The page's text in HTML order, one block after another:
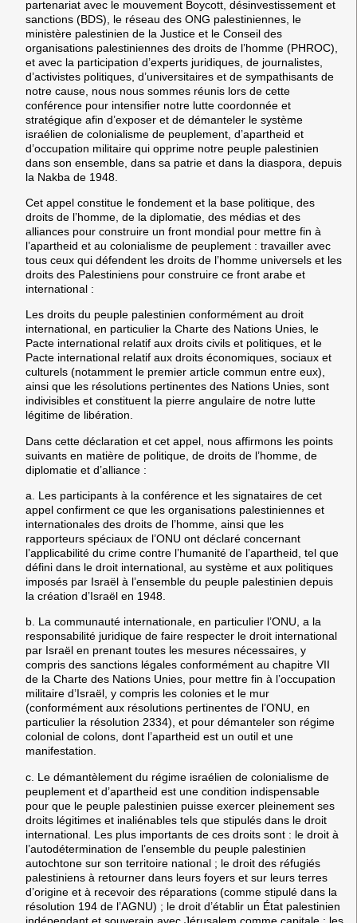
partenariat avec le mouvement Boycott, désinvestissement et
sanctions (BDS), le réseau des ONG palestiniennes, le
ministère palestinien de la Justice et le Conseil des
organisations palestiniennes des droits de l’homme (PHROC),
et avec la participation d’experts juridiques, de journalistes,
d’activistes politiques, d’universitaires et de sympathisants de
notre cause, nous nous sommes réunis lors de cette
conférence pour intensifier notre lutte coordonnée et
stratégique afin d’exposer et de démanteler le système
israélien de colonialisme de peuplement, d’apartheid et
d’occupation militaire qui opprime notre peuple palestinien
dans son ensemble, dans sa patrie et dans la diaspora, depuis
la Nakba de 1948.
Cet appel constitue le fondement et la base politique, des
droits de l’homme, de la diplomatie, des médias et des
alliances pour construire un front mondial pour mettre fin à
l’apartheid et au colonialisme de peuplement : travailler avec
tous ceux qui défendent les droits de l’homme universels et les
droits des Palestiniens pour construire ce front arabe et
international :
Les droits du peuple palestinien conformément au droit
international, en particulier la Charte des Nations Unies, le
Pacte international relatif aux droits civils et politiques, et le
Pacte international relatif aux droits économiques, sociaux et
culturels (notamment le premier article commun entre eux),
ainsi que les résolutions pertinentes des Nations Unies, sont
indivisibles et constituent la pierre angulaire de notre lutte
légitime de libération.
Dans cette déclaration et cet appel, nous affirmons les points
suivants en matière de politique, de droits de l’homme, de
diplomatie et d’alliance :
a. Les participants à la conférence et les signataires de cet
appel confirment ce que les organisations palestiniennes et
internationales des droits de l’homme, ainsi que les
rapporteurs spéciaux de l’ONU ont déclaré concernant
l’applicabilité du crime contre l’humanité de l’apartheid, tel que
défini dans le droit international, au système et aux politiques
imposés par Israël à l’ensemble du peuple palestinien depuis
la création d’Israël en 1948.
b. La communauté internationale, en particulier l’ONU, a la
responsabilité juridique de faire respecter le droit international
par Israël en prenant toutes les mesures nécessaires, y
compris des sanctions légales conformément au chapitre VII
de la Charte des Nations Unies, pour mettre fin à l’occupation
militaire d’Israël, y compris les colonies et le mur
(conformément aux résolutions pertinentes de l’ONU, en
particulier la résolution 2334), et pour démanteler son régime
colonial de colons, dont l’apartheid est un outil et une
manifestation.
c. Le démantèlement du régime israélien de colonialisme de
peuplement et d’apartheid est une condition indispensable
pour que le peuple palestinien puisse exercer pleinement ses
droits légitimes et inaliénables tels que stipulés dans le droit
international. Les plus importants de ces droits sont : le droit à
l’autodétermination de l’ensemble du peuple palestinien
autochtone sur son territoire national ; le droit des réfugiés
palestiniens à retourner dans leurs foyers et sur leurs terres
d’origine et à recevoir des réparations (comme stipulé dans la
résolution 194 de l’AGNU) ; le droit d’établir un État palestinien